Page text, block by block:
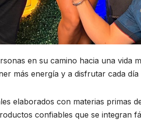
en su camino hacia una vida
más energía y a disfrutar cada día
elaborados con materias primas
confiables que se integran